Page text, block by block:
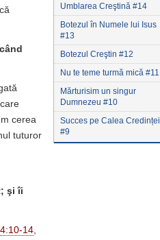
cerea
tuturor
şi îi
14,
Umblarea Creştină #14
Botezul în Numele lui Isus
#13
Botezul Creştin #12
Nu te teme turmă mică #11
Mărturisim un singur
Dumnezeu #10
Succes pe Calea Credinței
#9